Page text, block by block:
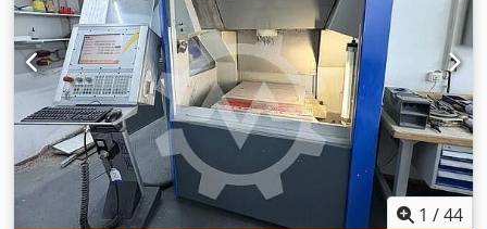
Gesamtbreite: 2.400 mm Maschinengewicht: 9.000 kg
AUSSTATTUNG Technische Dokumentation Handbuch HSK-
E 40 Werkzeugaufnahmen 3 Paletten
1 /44